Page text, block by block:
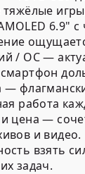
6.9" с
/ ОС —
работа
цена —
и видео.
взять
задач.